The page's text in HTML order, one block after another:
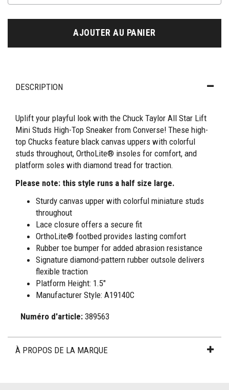
AJOUTER AU PANIER
DESCRIPTION
Uplift your playful look with the Chuck Taylor All Star Lift
Mini Studs High-Top Sneaker from Converse! These high-
top Chucks feature black canvas uppers with colorful
studs throughout, OrthoLite® insoles for comfort, and
platform soles with diamond tread for traction.
Please note: this style runs a half size large.
Sturdy canvas upper with colorful miniature studs
throughout
Lace closure offers a secure fit
OrthoLite® footbed provides lasting comfort
Rubber toe bumper for added abrasion resistance
Signature diamond-pattern rubber outsole delivers
flexible traction
Platform Height: 1.5"
Manufacturer Style: A19140C
Numéro d'article:389563
À PROPOS DE LA MARQUE